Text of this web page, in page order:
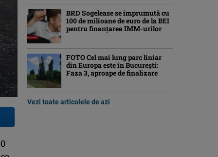
BRD Sogelease se împrumută cu
100 de milioane de euro de la BEI
pentru finanțarea IMM-urilor
FOTO Cel mai lung parc liniar
din Europa este în București:
Faza 3, aproape de finalizare
Vezi toate articolele de azi